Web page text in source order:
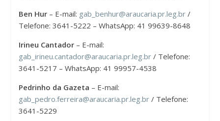
Ben Hur – E-mail: gab_benhur@araucaria.pr.leg.br /
Telefone: 3641-5222 – WhatsApp: 41 99639-8648
Irineu Cantador – E-mail:
gab_irineu.cantador@araucaria.pr.leg.br / Telefone:
3641-5217 – WhatsApp: 41 99957-4538
Pedrinho da Gazeta – E-mail:
gab_pedro.ferreira@araucaria.pr.leg.br / Telefone:
3641-5229